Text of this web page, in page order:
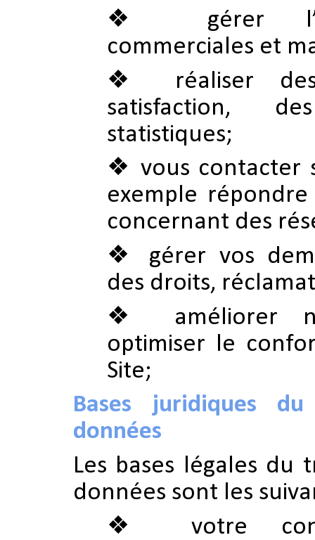
gérer
commerciales et
réaliser
satisfaction,
statistiques;
vous contacter
exemple
concernant des
gérer vos
des droits,
améliorer
optimiser le
Site;
Bases juridiques
données
Les bases légales du
données sont les
votre